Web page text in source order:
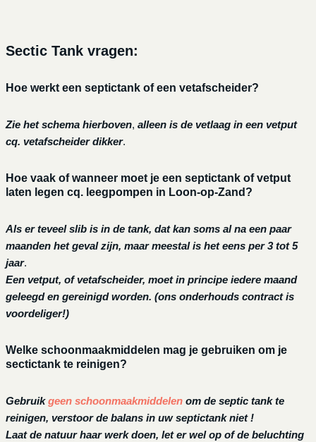
Sectic Tank vragen:
Hoe werkt een septictank of een vetafscheider?
Zie het schema hierboven, alleen is de vetlaag in een vetput
cq. vetafscheider dikker.
Hoe vaak of wanneer moet je een septictank of vetput
laten legen cq. leegpompen in Loon-op-Zand?
Als er teveel slib is in de tank, dat kan soms al na een paar
maanden het geval zijn, maar meestal is het eens per 3 tot 5
jaar.
Een vetput, of vetafscheider, moet in principe iedere maand
geleegd en gereinigd worden. (ons onderhouds contract is
voordeliger!)
Welke schoonmaakmiddelen mag je gebruiken om je
sectictank te reinigen?
Gebruikgeen schoonmaakmiddelen om de septic tank te
reinigen, verstoor de balans in uw septictank niet !
Laat de natuur haar werk doen, let er wel op of de beluchting